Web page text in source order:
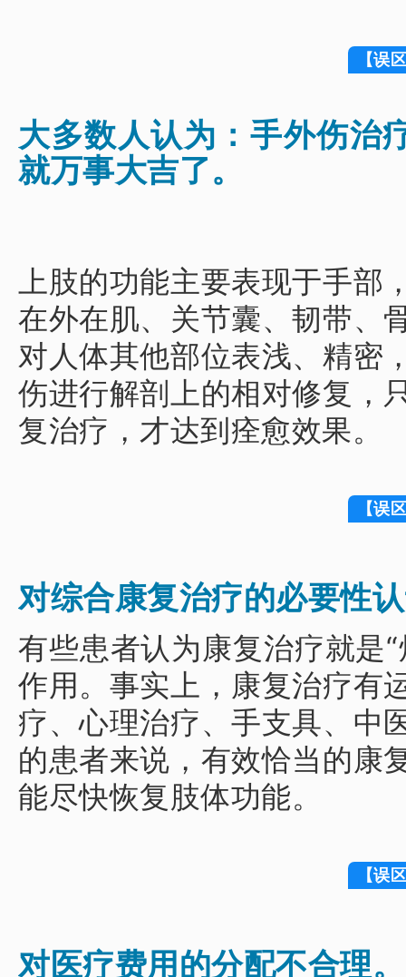
【误
大多数人认为： 手外伤治
就万事大吉了。
上肢的功能主要表现于手部
在外在肌、关节囊、韧带、
对人体其他部位表浅、精密
伤进行解剖上的相对修复，
复治疗，才达到痊愈效果。
【误
对综合康复治疗的必要性
有些患者认为康复治疗就是
作用。 事实上，康复治疗有
疗、心理治疗、手支具、中
的患者来说，有效恰当的康
能尽快恢复肢体功能。
【误
对医疗费用的分配不合理。